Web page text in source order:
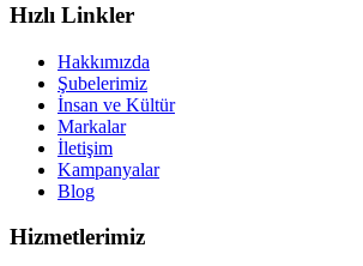
Hızlı Linkler
Hakkımızda
Şubelerimiz
İnsan ve Kültür
Markalar
İletişim
Kampanyalar
Blog
Hizmetlerimiz